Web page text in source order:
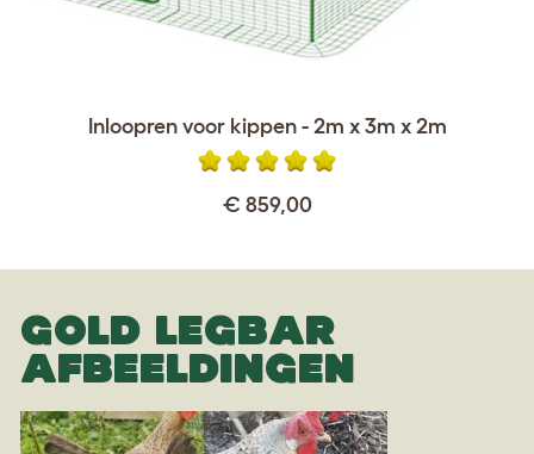
Inloopren voor kippen - 2m x 3m x 2m
€ 859,00
GOLD LEGBAR
AFBEELDINGEN